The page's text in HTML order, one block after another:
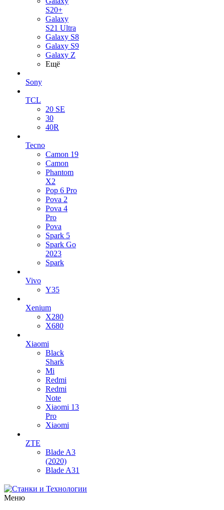
S20+
Galaxy
S21 Ultra
Galaxy S8
Galaxy S9
Galaxy Z
Ещё
Sony
TCL
20 SE
30
40R
Tecno
Camon 19
Camon
Phantom
X2
Pop 6 Pro
Pova 2
Pova 4
Pro
Pova
Spark 5
Spark Go
2023
Spark
Vivo
Y35
Xenium
X280
X680
Xiaomi
Black
Shark
Mi
Redmi
Redmi
Note
Xiaomi 13
Pro
Xiaomi
ZTE
Blade A3
(2020)
Blade A31
Меню